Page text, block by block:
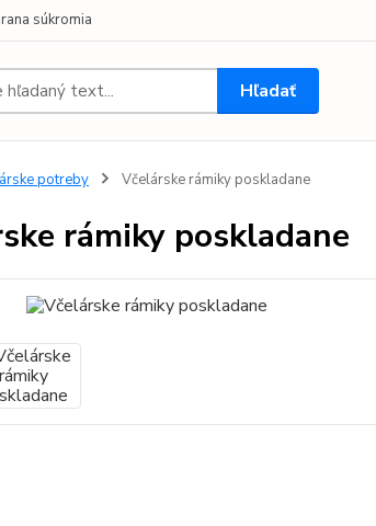
súkromia
Hľadať
potreby Včelárske rámiky poskladane
rámiky poskladane